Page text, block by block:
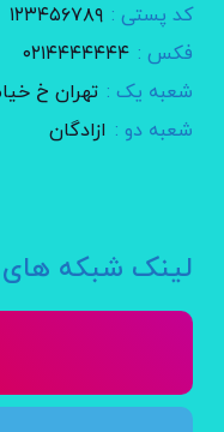
کد پستی : ۱۲۳۴۵۶۷۸۹
فکس : ۰۲۱۴۴۴۴۴۴۴
شعبه یک : تهران خ
شعبه دو : ازادگان
لینک شبکه های